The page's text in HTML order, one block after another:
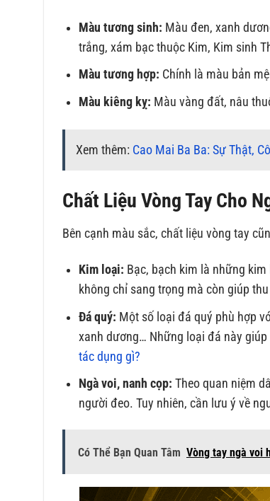
Màu tương sinh: Màu đen, xanh
trắng, xám bạc thuộc Kim, Kim sinh
Màu tương hợp: Chính là màu bản
Màu kiêng kỵ: Màu vàng đất, nâu
Xem thêm: Cao Mai Ba Ba: Sự Thật,
Chất Liệu Vòng Tay Cho
Bên cạnh màu sắc, chất liệu vòng tay
Kim loại: Bạc, bạch kim là những
không chỉ sang trọng mà còn giúp
Đá quý: Một số loại đá quý phù hợp
xanh dương… Những loại đá này
tác dụng gì?
Ngà voi, nanh cọp: Theo quan niệm
người đeo. Tuy nhiên, cần lưu ý về
Có Thể Bạn Quan Tâm Vòng tay ngà voi